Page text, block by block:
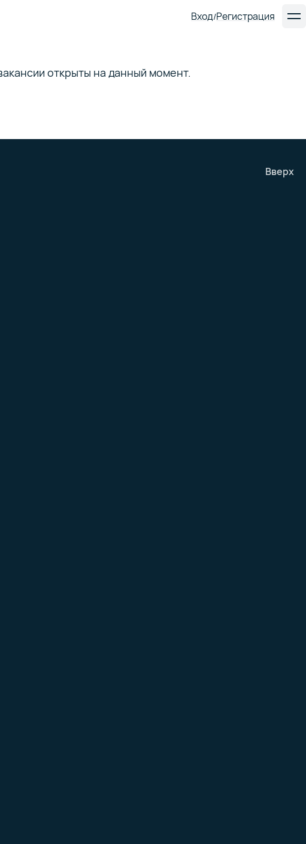
Вход/Регистрация
открыты на данный момент.
Вверх